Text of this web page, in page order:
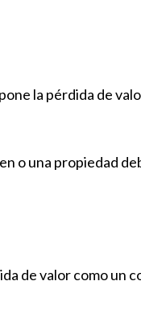
la pérdida de
o una propiedad
de valor como un